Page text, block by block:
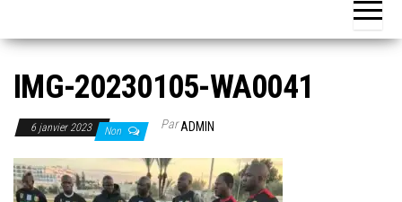
IMG-20230105-WA0041
6 janvier 2023 Non ParADMIN